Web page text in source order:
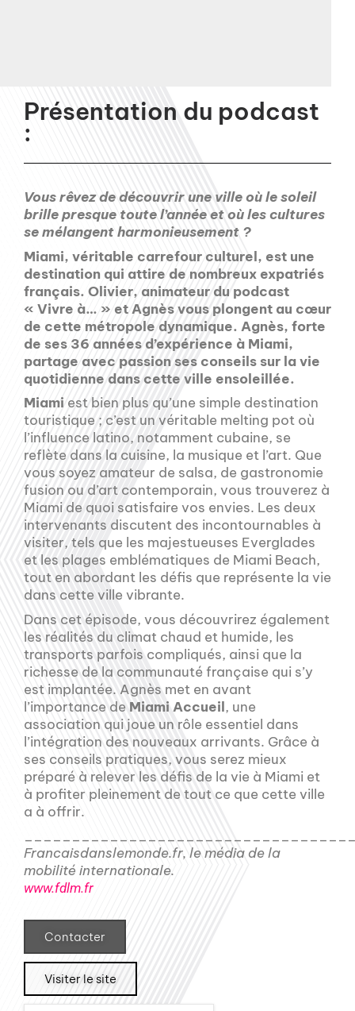
Présentation du podcast
:
Vous rêvez de découvrir une ville où le soleil
brille presque toute l’année et où les cultures
se mélangent harmonieusement ?
Miami, véritable carrefour culturel, est une
destination qui attire de nombreux expatriés
français. Olivier, animateur du podcast
« Vivre à… » et Agnès vous plongent au cœur
de cette métropole dynamique. Agnès, forte
de ses 36 années d’expérience à Miami,
partage avec passion ses conseils sur la vie
quotidienne dans cette ville ensoleillée.
Miami est bien plus qu’une simple destination
touristique ; c’est un véritable melting pot où
l’influence latino, notamment cubaine, se
reflète dans la cuisine, la musique et l’art. Que
vous soyez amateur de salsa, de gastronomie
fusion ou d’art contemporain, vous trouverez à
Miami de quoi satisfaire vos envies. Les deux
intervenants discutent des incontournables à
visiter, tels que les majestueuses Everglades
et les plages emblématiques de Miami Beach,
tout en abordant les défis que représente la vie
dans cette ville vibrante.
Dans cet épisode, vous découvrirez également
les réalités du climat chaud et humide, les
transports parfois compliqués, ainsi que la
richesse de la communauté française qui s’y
est implantée. Agnès met en avant
l’importance de Miami Accueil, une
association qui joue un rôle essentiel dans
l’intégration des nouveaux arrivants. Grâce à
ses conseils pratiques, vous serez mieux
préparé à relever les défis de la vie à Miami et
à profiter pleinement de tout ce que cette ville
a à offrir.
Francaisdanslemonde.fr, le média de la
mobilité internationale.
www.fdlm.fr
Contacter
Visiter le site